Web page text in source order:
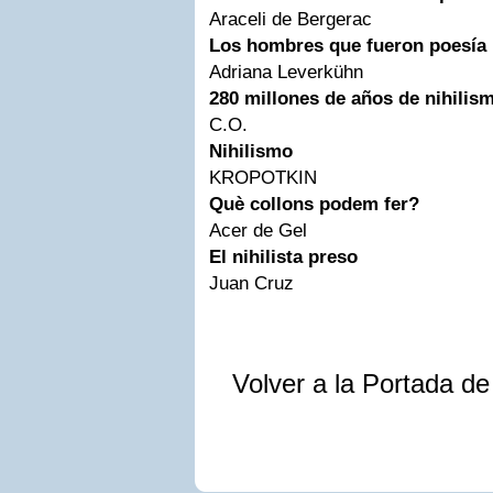
Araceli de Bergerac
Los hombres que fueron poesía
Adriana Leverkühn
280 millones de años de
C.O.
Nihilismo
KROPOTKIN
Què collons podem fer?
Acer de Gel
El nihilista preso
Juan Cruz
Volver a la Portada